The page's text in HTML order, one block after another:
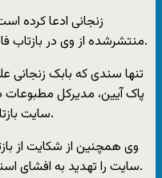
زنجانی ادعا کرده
منتشرشده از وی در بازتاب فاقد کراوات است، این تصویر جعلی است.
تنها سندی که بابک زنجانی
پاک آیین، مدیرکل مطبوعات
سایت بازتاب تا 5 دی ماه امسال ثبت نشده است.
وی همچنین از شکایت از
سایت را تهدید به افشای اسناد ارتباطش با خارج از کشور کرده است.